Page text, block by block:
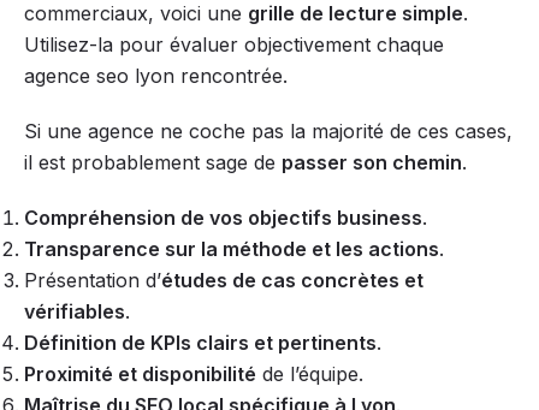
commerciaux, voici une grille de lecture simple.
Utilisez-la pour évaluer objectivement chaque
agence seo lyon rencontrée.
Si une agence ne coche pas la majorité de ces cases,
il est probablement sage de passer son chemin.
Compréhension de vos objectifs business.
Transparence sur la méthode et les actions.
Présentation d’études de cas concrètes et
vérifiables.
Définition de KPIs clairs et pertinents.
Proximité et disponibilité de l’équipe.